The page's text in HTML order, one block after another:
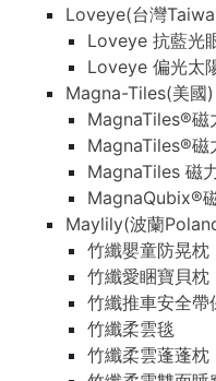
Loveye(台灣
Loveye 抗藍光
Loveye 偏光太
Magna-Tiles(美國)
MagnaTiles®磁
MagnaTiles®磁
MagnaTiles 磁
MagnaQubix®
Maylily(波蘭
竹纖嬰童防晃枕
竹纖愛睏寶貝枕
竹纖推車安全帶
竹纖柔雲毯
竹纖柔雲蓬蓬枕